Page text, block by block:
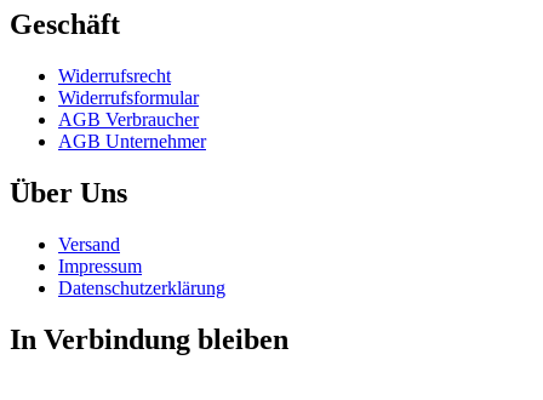
Geschäft
Widerrufs­recht
Widerrufs­formular
AGB Verbraucher
AGB Unternehmer
Über Uns
Versand
Impressum
Daten­schutz­erklärung
In Verbindung bleiben